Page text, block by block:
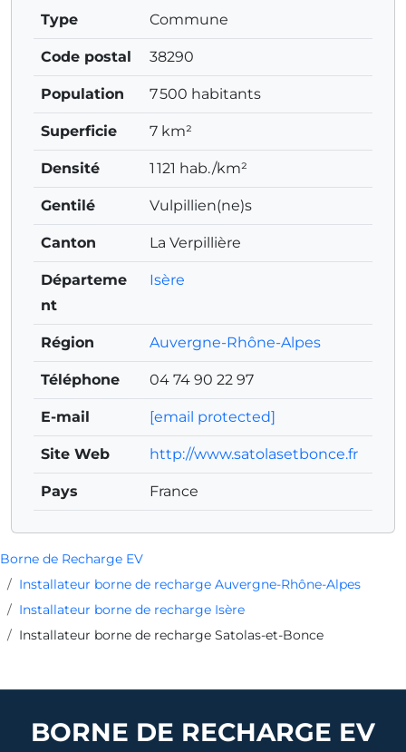
Borne de Recharge EV
Installateur borne de recharge Auvergne-Rhône-Alpes
Installateur borne de recharge Isère
Installateur borne de recharge Satolas-et-Bonce
Type Commune
Code postal 38290
Population 7 500 habitants
Superficie 7 km²
Densité 1 121 hab./km²
Gentilé Vulpillien(ne)s
Canton La Verpillière
Départeme
nt
Isère
Région Auvergne-Rhône-Alpes
Téléphone 04 74 90 22 97
E-mail [email protected]
Site Web http://www.satolasetbonce.fr
Pays France
BORNE DE RECHARGE EV